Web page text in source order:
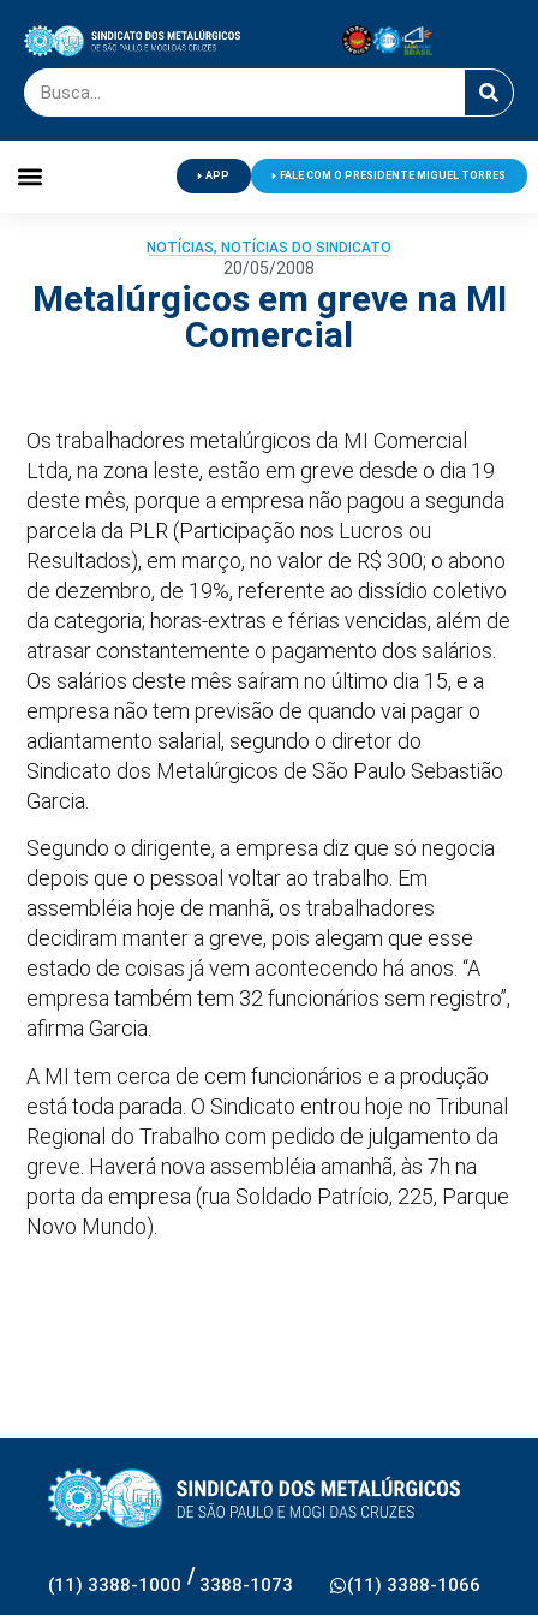
APP FALE COM O PRESIDENTE MIGUEL TORRES
NOTÍCIAS, NOTÍCIAS DO SINDICATO
20/05/2008
Metalúrgicos em greve na MI
Comercial
Os trabalhadores metalúrgicos da MI Comercial
Ltda, na zona leste, estão em greve desde o dia 19
deste mês, porque a empresa não pagou a segunda
parcela da PLR (Participação nos Lucros ou
Resultados), em março, no valor de R$ 300; o abono
de dezembro, de 19%, referente ao dissídio coletivo
da categoria; horas-extras e férias vencidas, além de
atrasar constantemente o pagamento dos salários.
Os salários deste mês saíram no último dia 15, e a
empresa não tem previsão de quando vai pagar o
adiantamento salarial, segundo o diretor do
Sindicato dos Metalúrgicos de São Paulo Sebastião
Garcia.
Segundo o dirigente, a empresa diz que só negocia
depois que o pessoal voltar ao trabalho. Em
assembléia hoje de manhã, os trabalhadores
decidiram manter a greve, pois alegam que esse
estado de coisas já vem acontecendo há anos. “A
empresa também tem 32 funcionários sem registro”,
afirma Garcia.
A MI tem cerca de cem funcionários e a produção
está toda parada. O Sindicato entrou hoje no Tribunal
Regional do Trabalho com pedido de julgamento da
greve. Haverá nova assembléia amanhã, às 7h na
porta da empresa (rua Soldado Patrício, 225, Parque
Novo Mundo).
(11) 3388-1000 / 3388-1073 (11) 3388-1066